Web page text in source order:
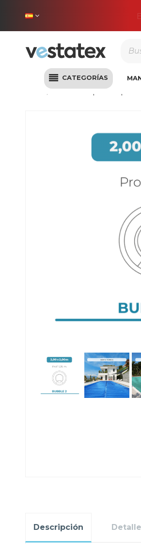
CATEGORÍAS
Cobertores piscinas
Descripción